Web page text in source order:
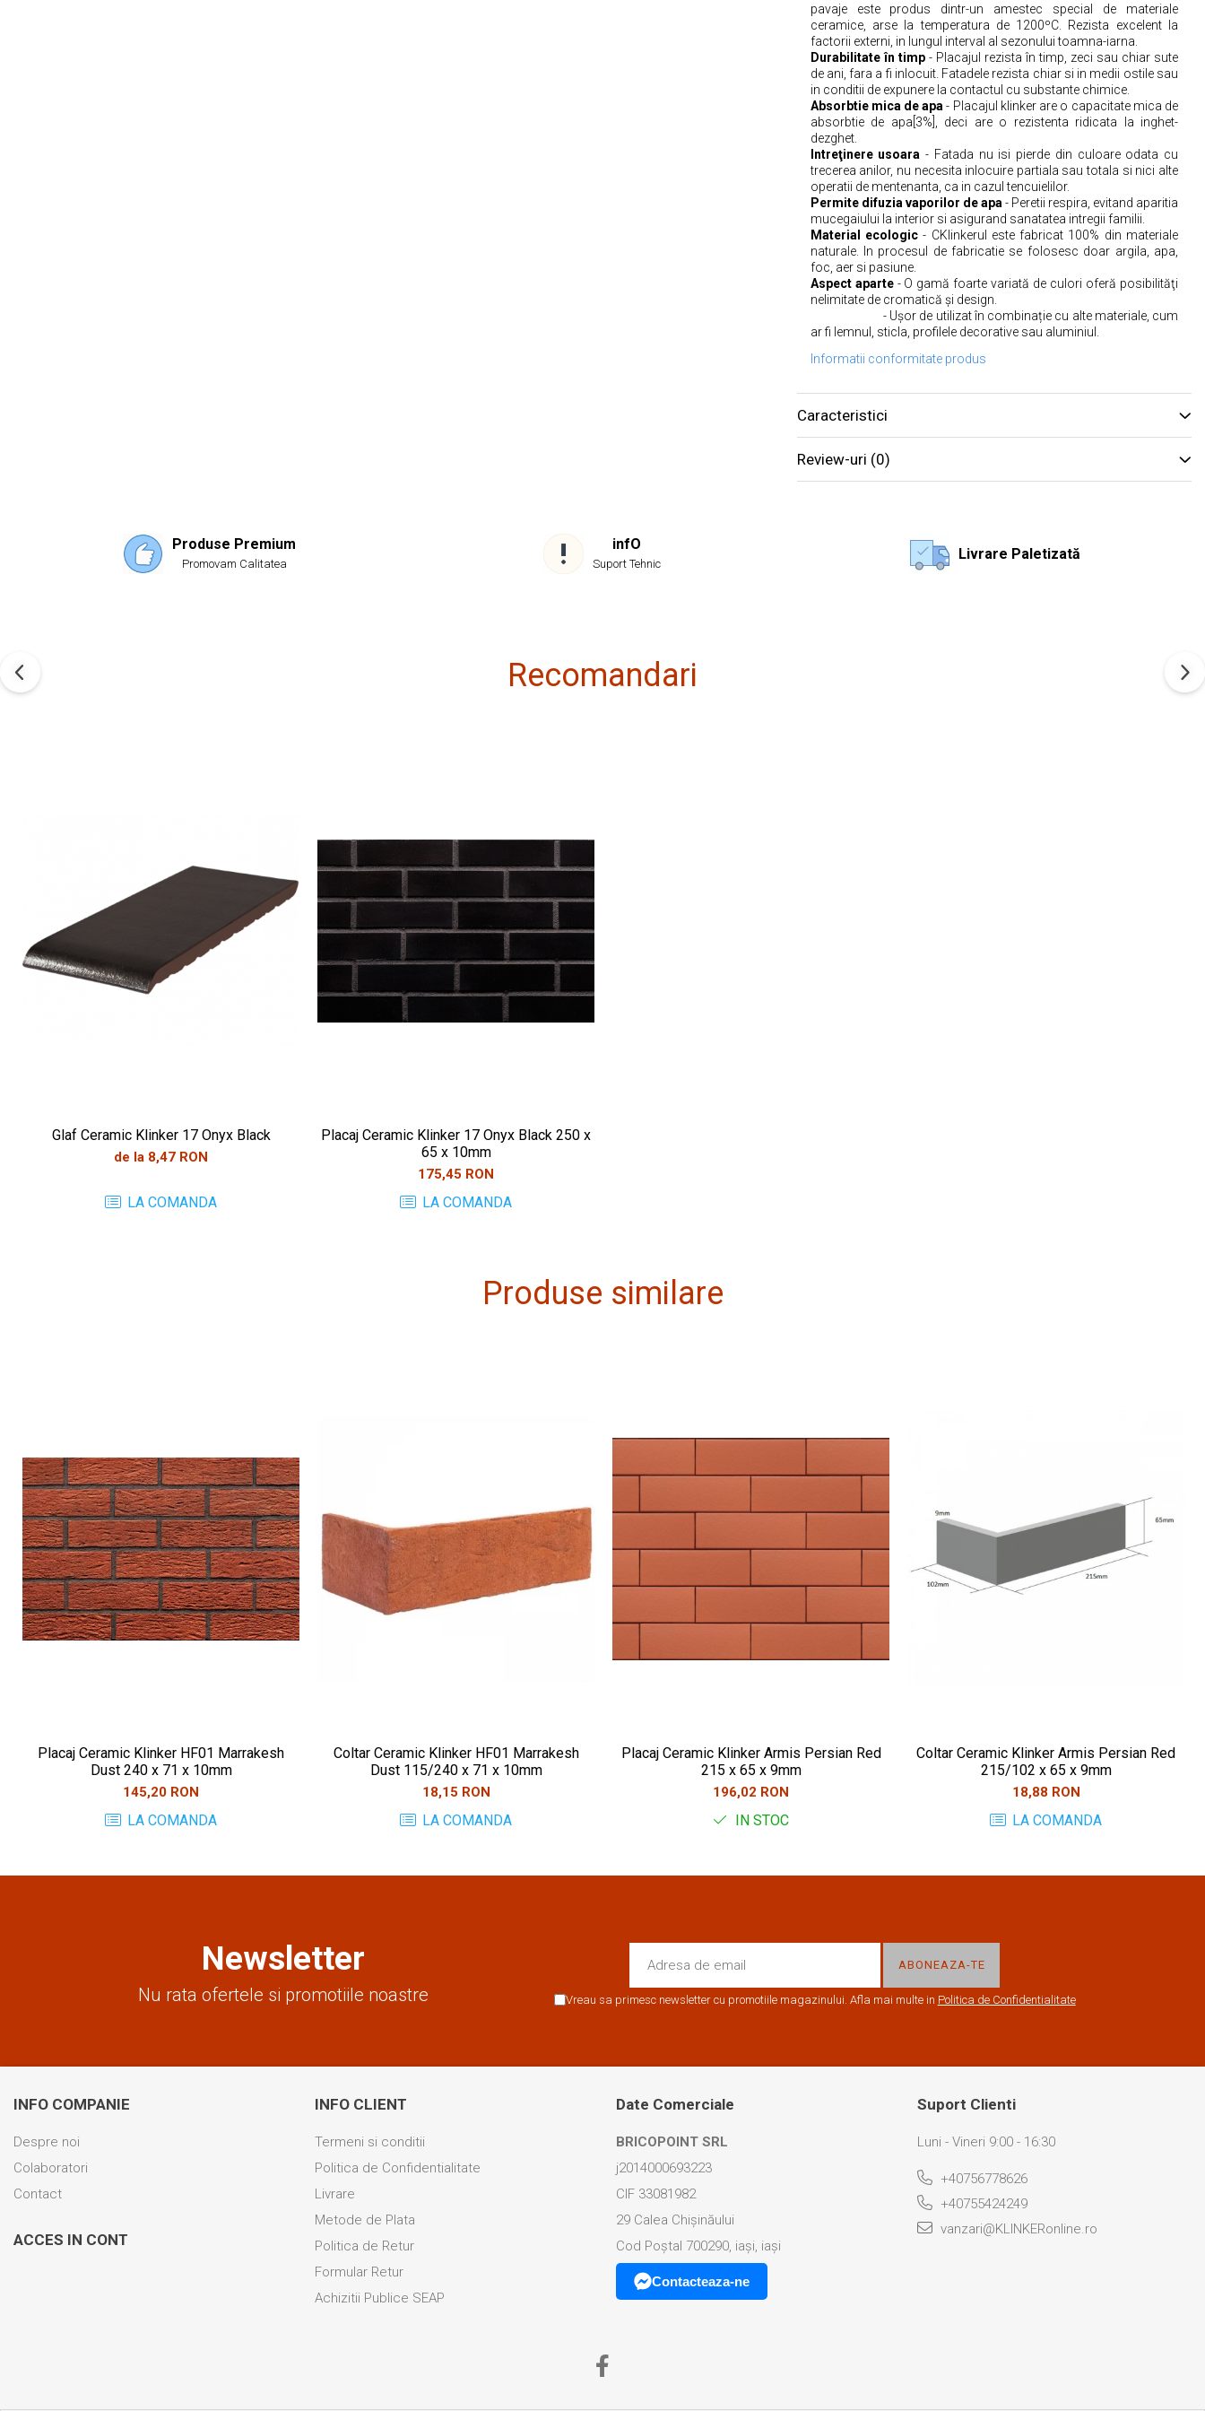
pavaje este produs dintr-un amestec special de materiale
ceramice, arse la temperatura de 1200ºC. Rezista excelent la
factorii externi, in lungul interval al sezonului toamna-iarna.
Durabilitate în timp- Placajul rezista în timp, zeci sau chiar sute
de ani, fara a fi inlocuit. Fatadele rezista chiar si in medii ostile sau
in conditii de expunere la contactul cu substante chimice.
Absorbtie mica de apa - Placajul klinker are o capacitate mica de
absorbtie de apa[3%], deci are o rezistenta ridicata la inghet-
dezghet.
Intreţinere usoara - Fatada nu isi pierde din culoare odata cu
trecerea anilor, nu necesita inlocuire partiala sau totala si nici alte
operatii de mentenanta, ca in cazul tencuielilor.
Permite difuzia vaporilor de apa - Peretii respira, evitand aparitia
mucegaiului la interior si asigurand sanatatea intregii familii.
Material ecologic- CKlinkerul este fabricat 100% din materiale
naturale. In procesul de fabricatie se folosesc doar argila, apa,
foc, aer si pasiune.
Aspect aparte- O gamă foarte variată de culori oferă posibilităţi
nelimitate de cromatică şi design.
- Ușor de utilizat în combinație cu alte materiale, cum
ar fi lemnul, sticla, profilele decorative sau aluminiul.
Informatii conformitate produs
Caracteristici
Review-uri (0)
Produse Premium
Promovam Calitatea
infO
Suport Tehnic
Livrare Paletizată
Recomandari
Glaf Ceramic Klinker 17 Onyx Black
de la 8,47 RON
LA COMANDA
Placaj Ceramic Klinker 17 Onyx Black 250 x
65 x 10mm
175,45 RON
LA COMANDA
Produse similare
Placaj Ceramic Klinker HF01 Marrakesh
Dust 240 x 71 x 10mm
145,20 RON
LA COMANDA
Coltar Ceramic Klinker HF01 Marrakesh
Dust 115/240 x 71 x 10mm
18,15 RON
LA COMANDA
Placaj Ceramic Klinker Armis Persian Red
215 x 65 x 9mm
196,02 RON
IN STOC
Coltar Ceramic Klinker Armis Persian Red
215/102 x 65 x 9mm
18,88 RON
LA COMANDA
Newsletter
Nu rata ofertele si promotiile noastre Vreau sa primesc newsletter cu promotiile magazinului. Afla mai multe in Politica de Confidentialitate
INFO COMPANIE
Despre noi
Colaboratori
Contact
ACCES IN CONT
INFO CLIENT
Termeni si conditii
Politica de Confidentialitate
Livrare
Metode de Plata
Politica de Retur
Formular Retur
Achizitii Publice SEAP
Date Comerciale
BRICOPOINT SRL
j2014000693223
CIF 33081982
29 Calea Chișinăului
Cod Poștal 700290, iași, iași
Contacteaza-ne
Suport Clienti
Luni - Vineri 9:00 - 16:30
+40756778626
+40755424249
vanzari@KLINKERonline.ro